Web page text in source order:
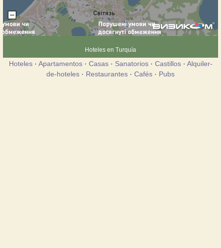
Hoteles en Turquía
Hoteles· Apartamentos· Casas· Sanatorios· Castillos· Alquiler-
de-hoteles · Restaurantes · Cafés · Pubs